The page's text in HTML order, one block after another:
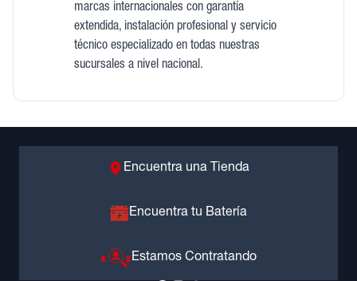
marcas internacionales con garantía
extendida, instalación profesional y servicio
técnico especializado en todas nuestras
sucursales a nivel nacional.
Encuentra una Tienda
Encuentra tu Batería
Estamos Contratando